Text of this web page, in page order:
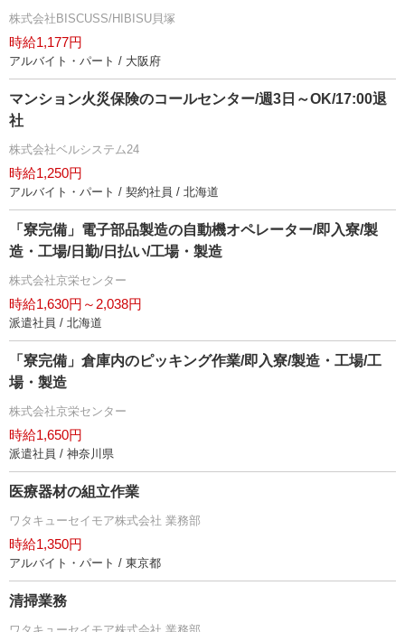
株式会社BISCUSS/HIBISU貝塚
時給1,177円
アルバイト・パート / 大阪府
マンション火災保険のコールセンター/週3日～OK/17:00退
社
株式会社ベルシステム24
時給1,250円
アルバイト・パート / 契約社員 / 北海道
「寮完備」電子部品製造の自動機オペレーター/即入寮/製
造・工場/日勤/日払い/工場・製造
株式会社京栄センター
時給1,630円～2,038円
派遣社員 / 北海道
「寮完備」倉庫内のピッキング作業/即入寮/製造・工場/工
場・製造
株式会社京栄センター
時給1,650円
派遣社員 / 神奈川県
医療器材の組立作業
ワタキューセイモア株式会社 業務部
時給1,350円
アルバイト・パート / 東京都
清掃業務